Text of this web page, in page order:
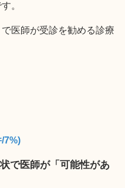
。
医師が受診を勧める診療
7%)
で医師が「可能性があ